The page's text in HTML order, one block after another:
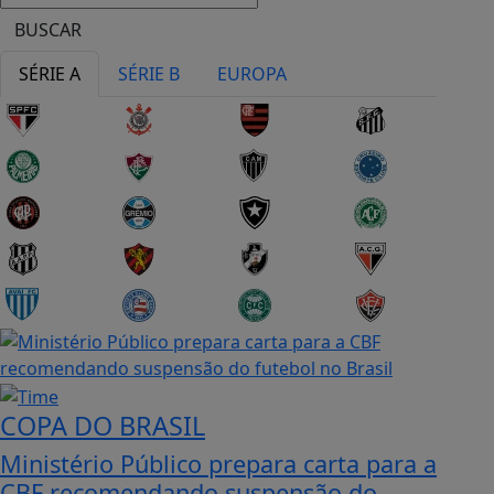
BUSCAR
SÉRIE A
SÉRIE B EUROPA
COPA DO BRASIL
Ministério Público prepara carta para a